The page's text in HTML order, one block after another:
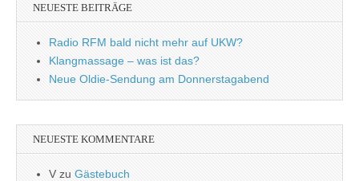
NEUESTE BEITRÄGE
Radio RFM bald nicht mehr auf UKW?
Klangmassage – was ist das?
Neue Oldie-Sendung am Donnerstagabend
NEUESTE KOMMENTARE
V zu Gästebuch